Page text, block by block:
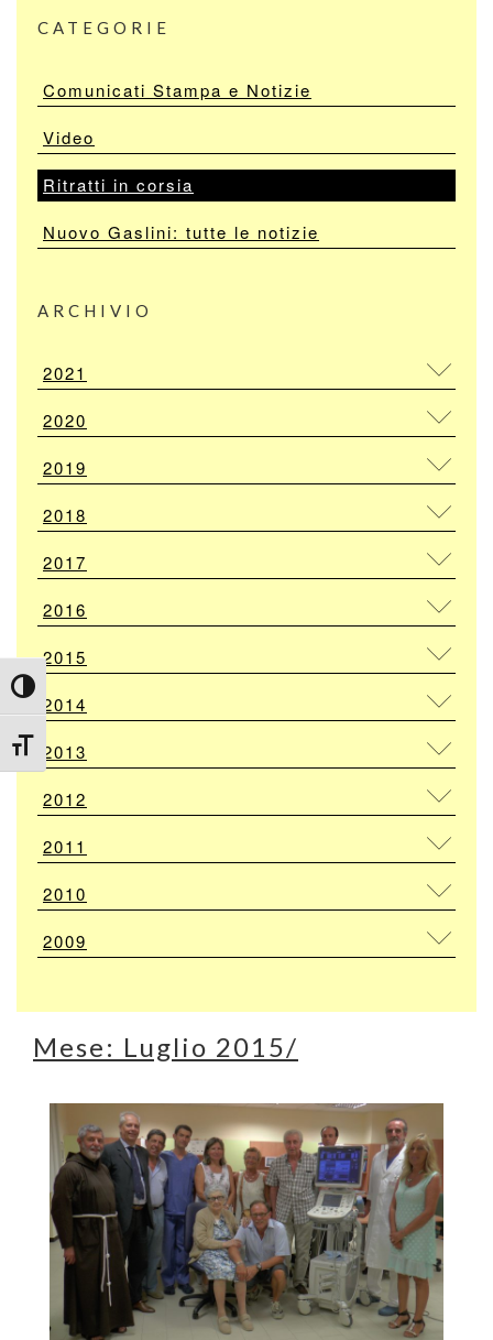
Attiva/disattiva alto contrasto
Attiva/disattiva dimensione testo
CATEGORIE
Comunicati Stampa e Notizie
Video
Ritratti in corsia
Nuovo Gaslini: tutte le notizie
ARCHIVIO
2021
2020
2019
2018
2017
2016
2015
2014
2013
2012
2011
2010
2009
Mese: Luglio 2015/